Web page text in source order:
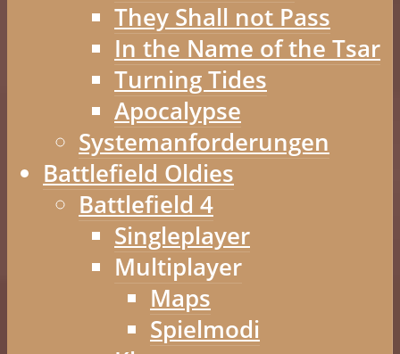
They Shall not Pass
In the Name of the Tsar
Turning Tides
Apocalypse
Systemanforderungen
Battlefield Oldies
Battlefield 4
Singleplayer
Multiplayer
Maps
Spielmodi